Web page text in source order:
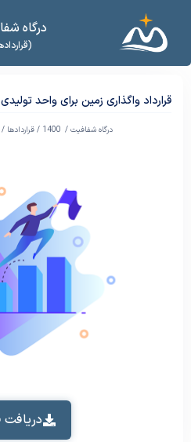
درگاه
قرارداد واگذاری زمین برای واحد
درگاه شفافیت / 1400
/قراردادها
دریافت